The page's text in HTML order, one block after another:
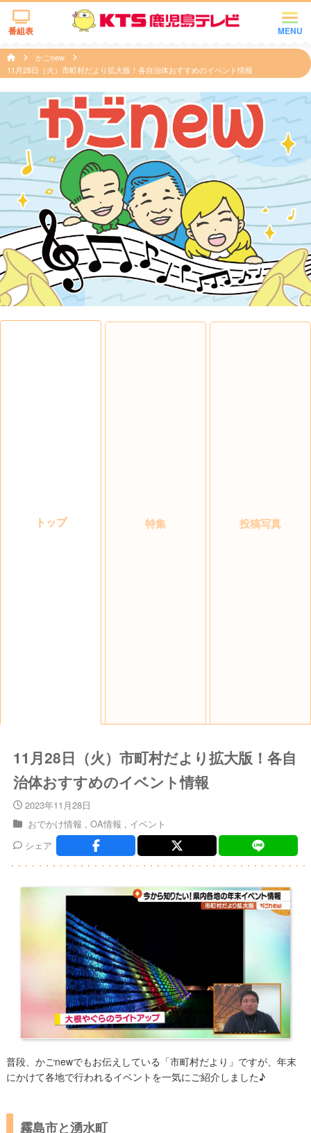
MENU
番組表
かごnew
11月28日（火）市町村だより拡大版！各自治体おすすめのイベント情報
トップ 特集 投稿写真
11月28日（火）市町村だより拡大版！各自
治体おすすめのイベント情報
2023年11月28日
おでかけ情報
OA情報
イベント
シェア
普段、かごnewでもお伝えしている「市町村だより」ですが、年末
にかけて各地で行われるイベントを一気にご紹介しました♪
霧島市と湧水町